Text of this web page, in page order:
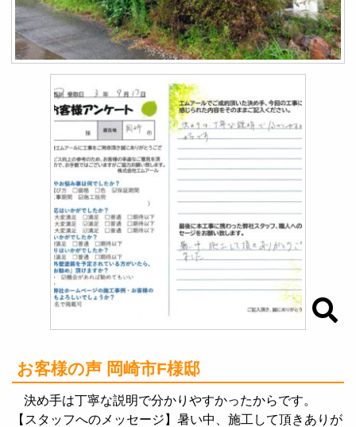
お客様の声 岡崎市F様邸
決め手は丁寧な説明で分かりやすかったからです。
【スタッフへのメッセージ】暑い中、施工して頂きありが